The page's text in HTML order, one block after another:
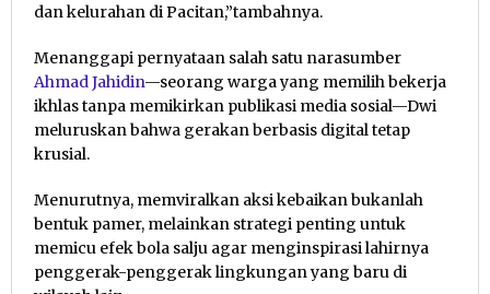
dan kelurahan di Pacitan,”tambahnya.
Menanggapi pernyataan salah satu narasumber
Ahmad Jahidin—seorang warga yang memilih bekerja
ikhlas tanpa memikirkan publikasi media sosial—Dwi
meluruskan bahwa gerakan berbasis digital tetap
krusial.
Menurutnya, memviralkan aksi kebaikan bukanlah
bentuk pamer, melainkan strategi penting untuk
memicu efek bola salju agar menginspirasi lahirnya
penggerak-penggerak lingkungan yang baru di